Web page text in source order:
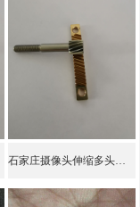
石家庄摄像头伸缩多头丝杆加工